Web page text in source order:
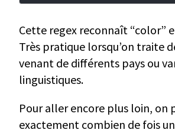
Cette regex reconnaît “color”
Très pratique lorsqu’on traite
venant de différents pays ou
linguistiques.
Pour aller encore plus loin, on
exactement combien de fois